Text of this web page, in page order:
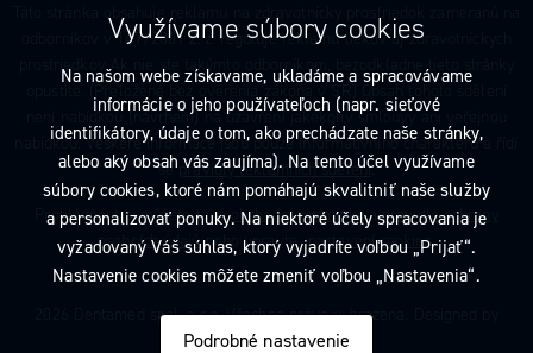
Táto stránka obsahuje reklamu na zdravotnícky prostriedok zameranú na
odborníkov v 147/2001 Z. z. reguluje reklamu liekov aj zdravotníckych
prostriedkov Ak nie ste takýmto odborníkom, bezodkladne tieto stránky
opustite. (Preložené bez overenia zákona v SR) Obsah tohoto sdělení
není nabídkou (návrhem) na uzavření jakékoliv smlouvy ani veřejnou
nabídkou. Veškeré informace jsou pouze informativního charakteru a řídí
se pravidly reklamních sdělení.
Prohlédnout si můžete také obchodní podmínkyapravidla ochrany
osobních údajůnebo upravte nastavení cookies.
2026 Dentamed spol. s r.o. Všechna práva vyhrazena. Designed by
Využívame súbory cookies
Na našom webe získavame, ukladáme a spracovávame
informácie o jeho používateľoch (napr. sieťové
identifikátory, údaje o tom, ako prechádzate naše stránky,
alebo aký obsah vás zaujíma). Na tento účel využívame
súbory cookies, ktoré nám pomáhajú skvalitniť naše služby
a personalizovať ponuky. Na niektoré účely spracovania je
vyžadovaný Váš súhlas, ktorý vyjadríte voľbou „Prijať“.
Nastavenie cookies môžete zmeniť voľbou „Nastavenia“.
Podrobné nastavenie